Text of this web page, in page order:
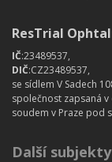
ResTrial
IČ:23489537,
DIČ:CZ23489537,
se sídlem V Sadech
společnost zapsaná
soudem v Praze pod
Další subjekty